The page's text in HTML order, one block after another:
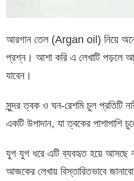
আরগান তেল (Argan oil) নিয়ে
প্রশ্ন। আশা করি এ লেখাটি পড়লে
যাবেন।
সুন্দর ত্বক ও ঘন-রেশমি চুল প্রতিটি
একটি উপাদান, যা ত্বকের পাশাপাশি
যুগ যুগ ধরে এটি ব্যবহৃত হয়ে আসছে
আজকের লেখায় বিস্তারিতভাবে